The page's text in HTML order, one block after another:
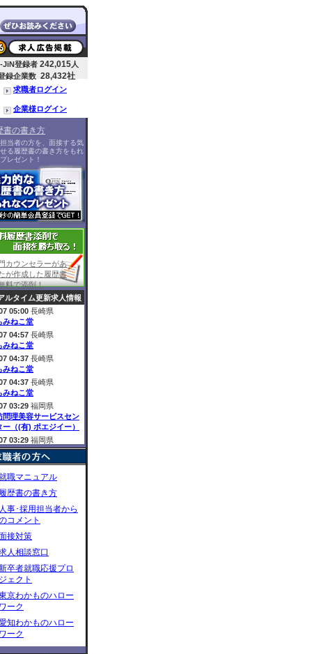
JiN登録者 242,015人
録企業数 28,432社
求職者ログイン
企業様ログイン
書の書き方
担当者の方を、面接する気
る履歴書の書き方をもれ
レゼント！
カウンセラーがあ
が作成した履歴書
料で添削！
ルタイム更新求人情報
05:00 長崎県
みねこ堂
04:57 長崎県
みねこ堂
04:37 長崎県
みねこ堂
04:37 長崎県
みねこ堂
03:29 福岡県
問理美容サービスセン
ー（(有) ポエジイー）
03:29 福岡県
問理美容サービスセン
ー（(有) ポエジイー）
03:29 福岡県
ー（(有) ポエジイー）
03:18神奈川
)エピカリス
03:18神奈川
)エピカリス
02:30神奈川
)エヌエフシー
07 01:36
京都精工(株)
07 01:36
都精工(株)
01:36京都府
都精工(株)
職マニュアル
履歴書の書き方
人事･採用担当者から
コメント
接対策
人相談窓口
卒者就職応援プロ
ジェクト
京わかものハロー
ワーク
知わかものハロー
ワーク